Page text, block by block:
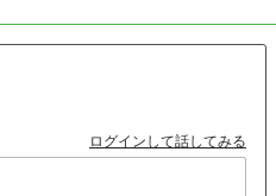
ログインして話してみる